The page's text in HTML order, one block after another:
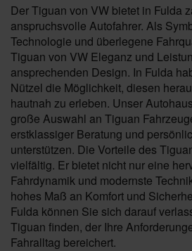
Der Tiguan von VW bietet in Fulda
anspruchsvolle Autofahrer. Als
Technologie und überlegene
Tiguan von VW Eleganz und
ansprechenden Design. In Fulda
Nützel die Möglichkeit, diesen
hautnah zu erleben. Unser
große Auswahl an Tiguan
erstklassiger Beratung und
unterstützen. Die Vorteile des
vielfältig. Er bietet nicht nur eine
Fahrdynamik und modernste
hohes Maß an Komfort und
Fulda können Sie sich darauf
Tiguan finden, der Ihre
Fahralltag bereichert.